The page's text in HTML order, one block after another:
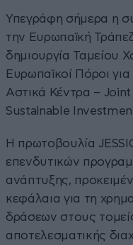
Υπεγράφη σήμερα η
την Ευρωπαϊκή
δημιουργία Ταμείου
Ευρωπαϊκοί Πόροι
Αστικά Κέντρα –
Sustainable
Η πρωτοβουλία
επενδυτικών
ανάπτυξης,
κεφάλαια για τη
δράσεων στους
αποτελεσματικής